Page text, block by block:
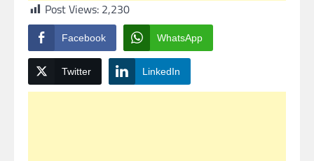
Post Views: 2,230
Facebook WhatsApp
Twitter LinkedIn